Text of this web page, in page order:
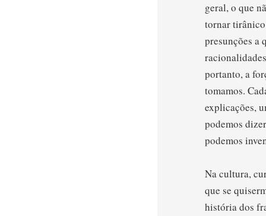
geral, o que
tornar
presunções a
portanto, a
tomamos.
explicações,
podemos
podemos
Na cultura,
que se
história dos